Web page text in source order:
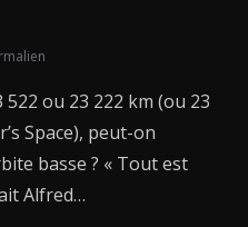
ou 23 222 km (ou 23
Space), peut-on
basse ? « Tout est
Alfred…